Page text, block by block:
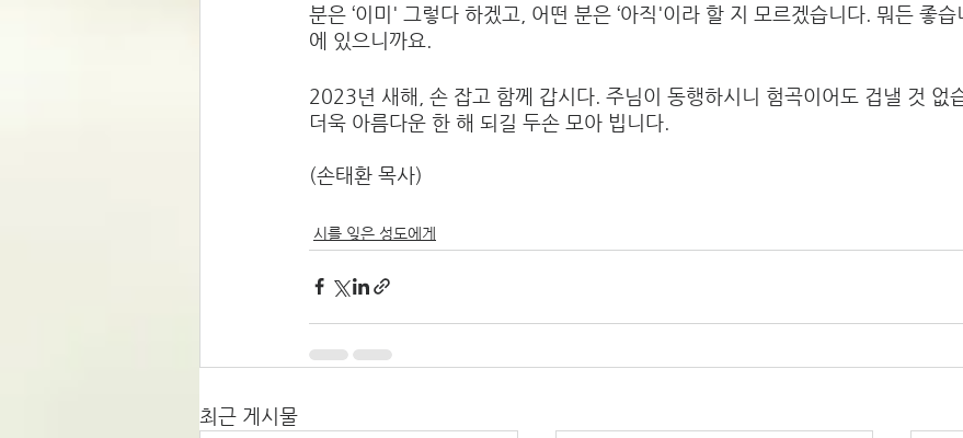
분은 ‘이미' 그렇다 하겠고, 어떤 분은 ‘아직'이라 할 지 모르겠습니다. 뭐든 좋
에 있으니까요.
2023년 새해, 손 잡고 함께 갑시다. 주님이 동행하시니 험곡이어도 겁낼 것 없
더욱 아름다운 한 해 되길 두손 모아 빕니다.
(손태환 목사)
시를 잊은 성도에게
최근 게시물